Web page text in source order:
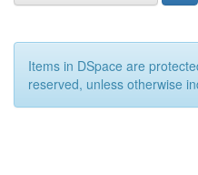
Items in DSpace are
reserved, unless otherwise